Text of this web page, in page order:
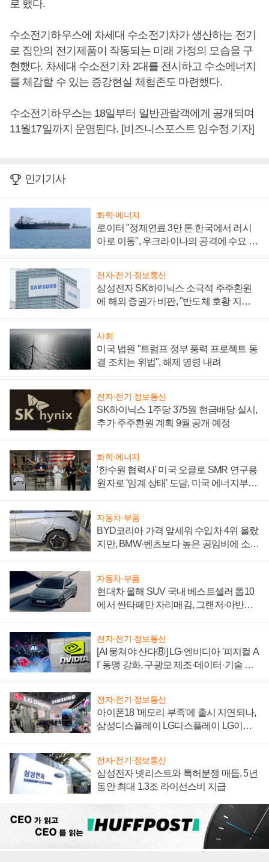
로 했다.
수소전기하우스에 차세대 수소전기차가 생산하는 전기
로 집안의 전기제품이 작동되는 미래 가정의 모습을 구
현했다. 차세대 수소전기차 2대를 전시하고 수소에너지
를 체감할 수 있는 증강현실 체험존도 마련했다.
수소전기하우스는 18일부터 일반관람객에게 공개되며
11월17일까지 운영된다. [비즈니스포스트 임수정 기자]
인기기사
화학·에너지
로이터 "정제연료 3만 톤 한국에서 러시
아로 이동", 우크라이나의 공격에 수요 늘
전자·전기·정보통신
삼성전자 SK하이닉스 소극적 주주환원
에 해외 증권가 비판, "반도체 호황 지속
사회
미국 법원 "트럼프 정부 풍력 프로젝트 동
결 조치는 위법", 해제 명령 내려
전자·전기·정보통신
SK하이닉스 1주당 375원 현금배당 실시,
추가 주주환원 계획 9월 공개 예정
화학·에너지
'한수원 협력사' 미국 오클로 SMR 연구용
원자로 '임계 상태' 도달, 미국 에너지부
자동차·부품
BYD코리아 가격 앞세워 수입차 4위 올랐
지만, BMW·벤츠보다 높은 공임비에 소비
자동차·부품
현대차 올해 SUV 국내 베스트셀러 톱10
에서 싼타페만 자리매김, 그랜저·아반떼
전자·전기·정보통신
[AI 뭉쳐야 산다⑧] LG·엔비디아 '피지컬 A
I' 동맹 강화, 구광모 제조·데이터·기술 결
전자·전기·정보통신
아이폰18 '메모리 부족'에 출시 지연되나,
삼성디스플레이 LG디스플레이 LG이노
전자·전기·정보통신
삼성전자 넷리스트와 특허분쟁 매듭, 5년
동안 최대 1.3조 라이선스비 지급